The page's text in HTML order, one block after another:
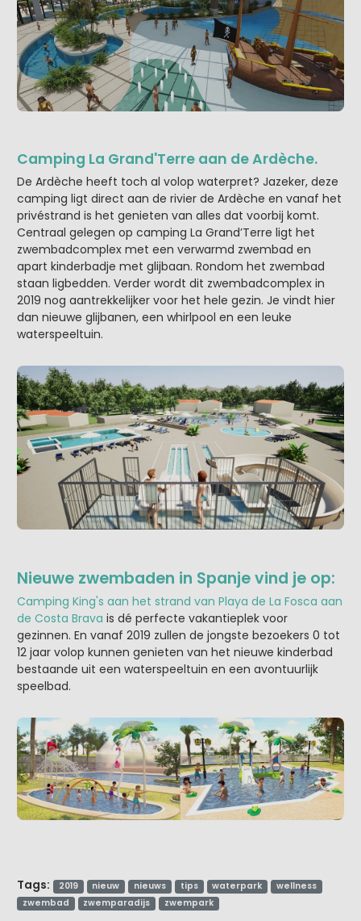
Camping La Grand'Terre aan de Ardèche.
De Ardèche heeft toch al volop waterpret? Jazeker, deze
camping ligt direct aan de rivier de Ardèche en vanaf het
privéstrand is het genieten van alles dat voorbij komt.
Centraal gelegen op camping La Grand’Terre ligt het
zwembadcomplex met een verwarmd zwembad en
apart kinderbadje met glijbaan. Rondom het zwembad
staan ligbedden. Verder wordt dit zwembadcomplex in
2019 nog aantrekkelijker voor het hele gezin. Je vindt hier
dan nieuwe glijbanen, een whirlpool en een leuke
waterspeeltuin.
Nieuwe zwembaden in Spanje vind je op:
Camping King's aan het strand van Playa de La Fosca aan
de Costa Brava is dé perfecte vakantieplek voor
gezinnen. En vanaf 2019 zullen de jongste bezoekers 0 tot
12 jaar volop kunnen genieten van het nieuwe kinderbad
bestaande uit een waterspeeltuin en een avontuurlijk
speelbad.
Tags: 2019 nieuw nieuws tips waterpark
wellness
zwembad
zwemparadijs zwempark